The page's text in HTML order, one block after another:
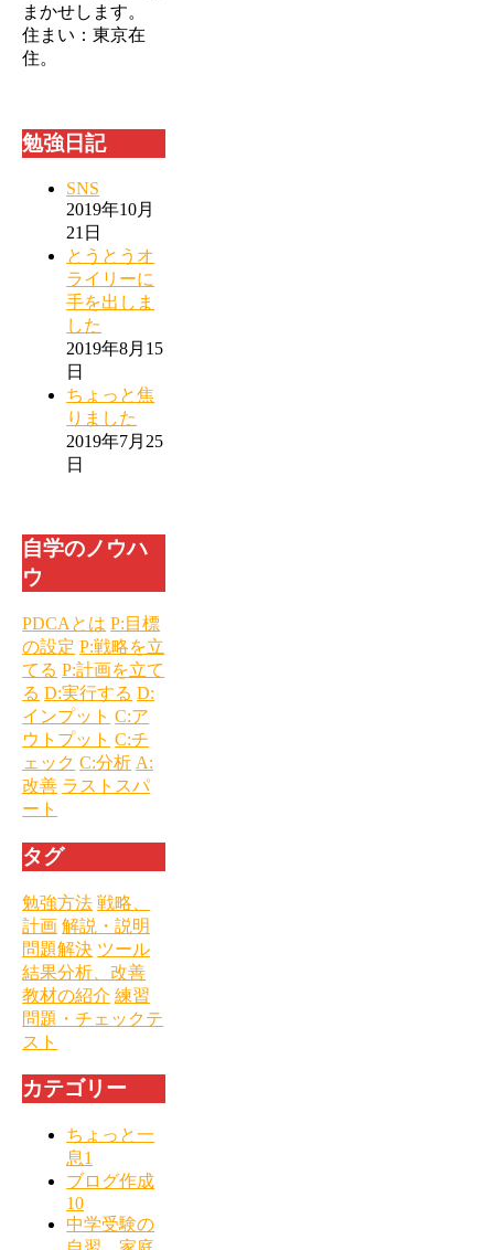
まかせします。
住まい：東京在
住。
勉強日記
SNS
2019年10月
21日
とうとうオ
ライリーに
手を出しま
した
2019年8月15
日
ちょっと焦
りました
2019年7月25
日
自学のノウハ
ウ
PDCAとは P:目標
の設定 P:戦略を立
てる P:計画を立て
る D:実行する D:
インプット C:ア
ウトプット C:チ
ェック C:分析 A:
改善 ラストスパ
ート
タグ
勉強方法 戦略、
計画 解説・説明
問題解決 ツール
結果分析、改善
教材の紹介 練習
問題・チェックテ
スト
カテゴリー
ちょっと一
息1
ブログ作成
10
中学受験の